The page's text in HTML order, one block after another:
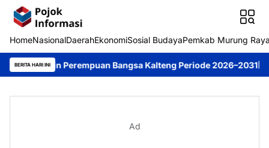
HomeNasionalDaerahEkonomiSosial BudayaPemkab Murung
BERITA HARI INI
Perempuan Bangsa Kalteng Periode 2026–2031 DPRD
Ad